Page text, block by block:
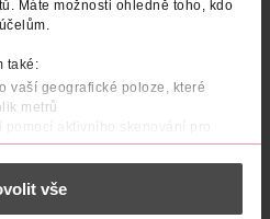
Máte možnosti ohledně toho, kdo
také:
vaší geografické poloze, které
metrů
aktivního skenování pro
prstu)
vaše osobní údaje, a nastavte
. Svůj souhlas můžete kdykoliv
vše
Caline
DO KOŠÍKU